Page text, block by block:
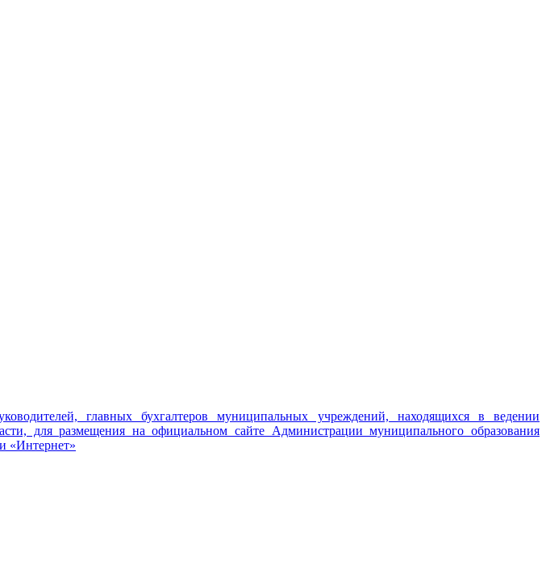
главных бухгалтеров муниципальных учреждений, находящихся в ведении
для размещения на официальном сайте Администрации муниципального образования
«Интернет»